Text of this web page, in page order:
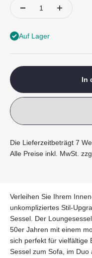
Auf Lager
In
Die Lieferzeitbeträgt 7
Alle Preise inkl. MwSt.
Verleihen Sie Ihrem
unkompliziertes Stil-
Sessel. Der
50er Jahren mit einem
sich perfekt für vielfältige
Sessel zum Sofa, im